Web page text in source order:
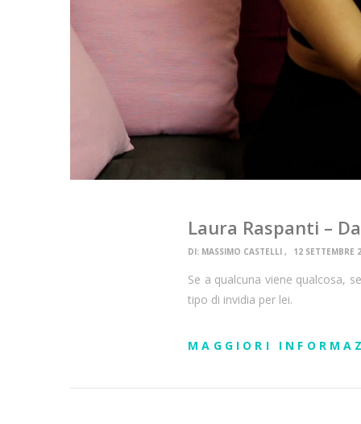
Laura Raspanti –
DI: MASSIMO CASTELLI 12 SETTEMBRE
Se a qualcuna viene qualcosa,
tipo di invidia per lei.
MAGGIORI